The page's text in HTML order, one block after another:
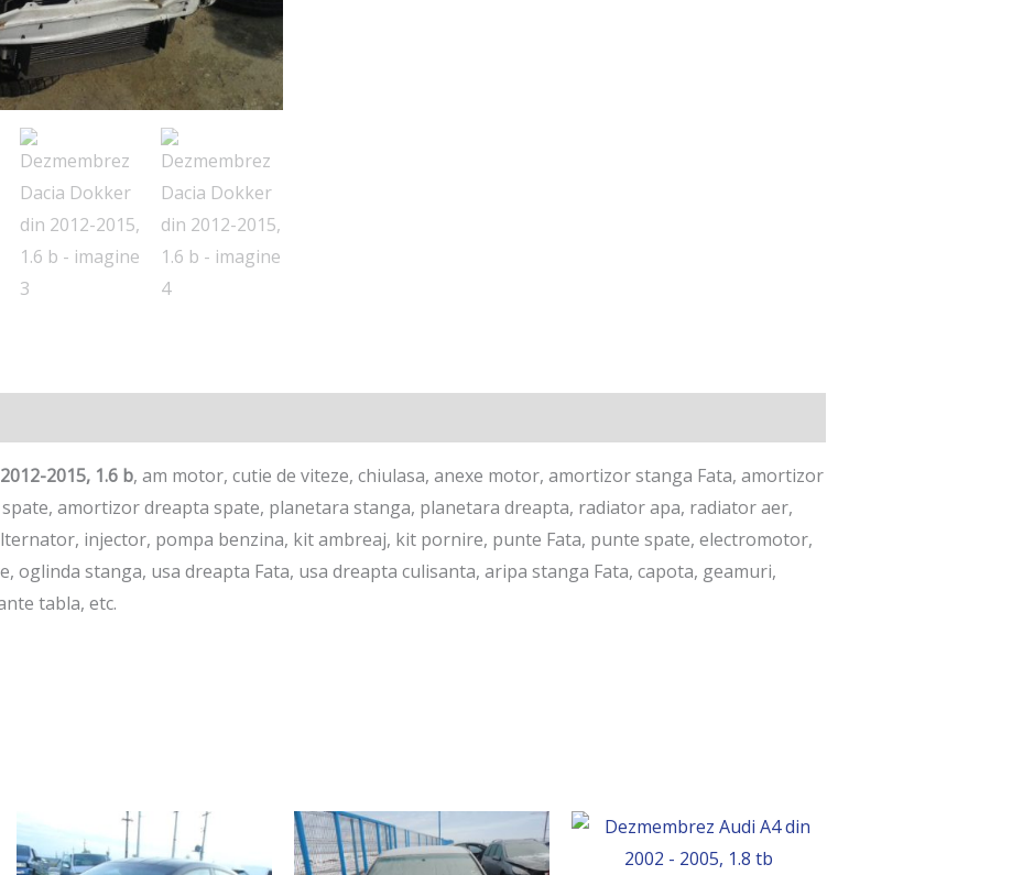
2015, 1.6 b, am motor, cutie de viteze, chiulasa, anexe motor, amortizor stanga Fata, amortizor
amortizor dreapta spate, planetara stanga, planetara dreapta, radiator apa, radiator aer,
injector, pompa benzina, kit ambreaj, kit pornire, punte Fata, punte spate, electromotor,
oglinda stanga, usa dreapta Fata, usa dreapta culisanta, aripa stanga Fata, capota, geamuri,
tabla, etc.